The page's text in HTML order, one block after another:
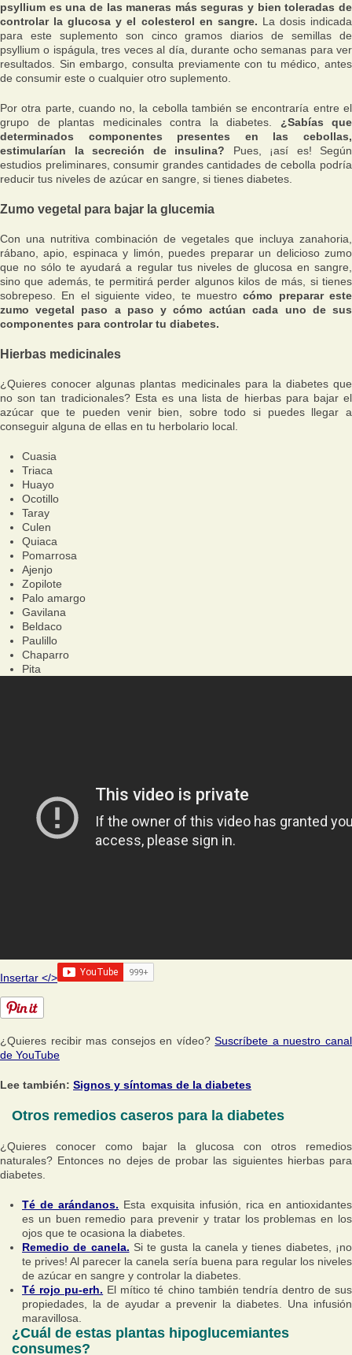
psyllium es una de las maneras más seguras y bien toleradas de
controlar la glucosa y el colesterol en sangre. La dosis indicada
para este suplemento son cinco gramos diarios de semillas de
psyllium o ispágula, tres veces al día, durante ocho semanas para ver
resultados. Sin embargo, consulta previamente con tu médico, antes
de consumir este o cualquier otro suplemento.
Por otra parte, cuando no, la cebolla también se encontraría entre el
grupo de plantas medicinales contra la diabetes. ¿Sabías que
determinados componentes presentes en las cebollas,
estimularían la secreción de insulina? Pues, ¡así es! Según
estudios preliminares, consumir grandes cantidades de cebolla podría
reducir tus niveles de azúcar en sangre, si tienes diabetes.
Zumo vegetal para bajar la glucemia
Con una nutritiva combinación de vegetales que incluya zanahoria,
rábano, apio, espinaca y limón, puedes preparar un delicioso zumo
que no sólo te ayudará a regular tus niveles de glucosa en sangre,
sino que además, te permitirá perder algunos kilos de más, si tienes
sobrepeso. En el siguiente video, te muestrocómo preparar este
zumo vegetal paso a paso y cómo actúan cada uno de sus
componentes para controlar tu diabetes.
Hierbas medicinales
¿Quieres conocer algunas plantas medicinales para la diabetes que
no son tan tradicionales? Esta es una lista de hierbas para bajar el
azúcar que te pueden venir bien, sobre todo si puedes llegar a
conseguir alguna de ellas en tu herbolario local.
Cuasia
Triaca
Huayo
Ocotillo
Taray
Culen
Quiaca
Pomarrosa
Ajenjo
Zopilote
Palo amargo
Gavilana
Beldaco
Paulillo
Chaparro
Pita
Insertar </>
¿Quieres recibir mas consejos en vídeo?Suscríbete a nuestro canal
de YouTube
Lee también: Signos y síntomas de la diabetes
Otros remedios caseros para la diabetes
¿Quieres conocer como bajar la glucosa con otros remedios
naturales? Entonces no dejes de probar las siguientes hierbas para
diabetes.
Té de arándanos. Esta exquisita infusión, rica en antioxidantes
es un buen remedio para prevenir y tratar los problemas en los
ojos que te ocasiona la diabetes.
Remedio de canela. Si te gusta la canela y tienes diabetes, ¡no
te prives! Al parecer la canela sería buena para regular los niveles
de azúcar en sangre y controlar la diabetes.
Té rojo pu-erh. El mítico té chino también tendría dentro de sus
propiedades, la de ayudar a prevenir la diabetes. Una infusión
maravillosa.
¿Cuál de estas plantas hipoglucemiantes
consumes?